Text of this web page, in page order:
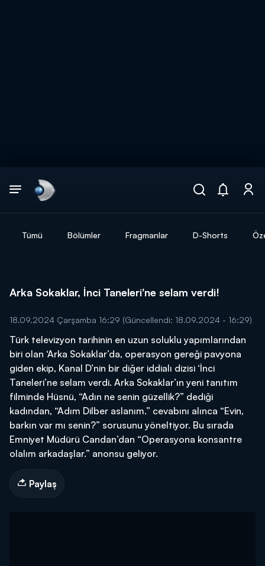
Tümü Bölümler Fragmanlar D-Shorts
Arka Sokaklar, İnci Taneleri'ne selam verdi!
18.09.2024 Çarşamba 16:29 (Güncellendi: 18.09.2024 - 16:29)
Türk televizyon tarihinin en uzun soluklu yapımlarından
biri olan ‘Arka Sokaklar’da, operasyon gereği pavyona
giden ekip, Kanal D’nin bir diğer iddialı dizisi ‘İnci
Taneleri’ne selam verdi. Arka Sokaklar’ın yeni tanıtım
filminde Hüsnü, “Adın ne senin güzellik?” dediği
kadından, “Adım Dilber aslanım.” cevabını alınca “Evin,
barkın var mı senin?” sorusunu yöneltiyor. Bu sırada
Emniyet Müdürü Candan’dan “Operasyona konsantre
olalım arkadaşlar.” anonsu geliyor.
Paylaş